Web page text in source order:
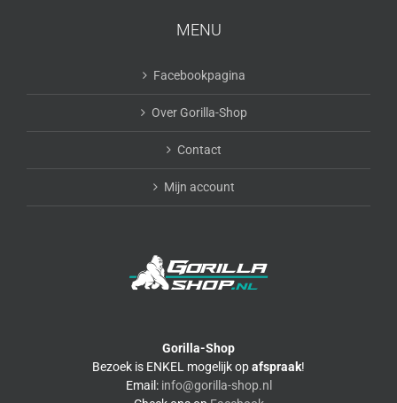
MENU
Facebookpagina
Over Gorilla-Shop
Contact
Mijn account
Gorilla-Shop
Bezoek is ENKEL mogelijk opafspraak!
Email: info@gorilla-shop.nl